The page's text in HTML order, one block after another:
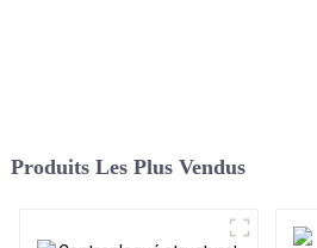
Produits Les Plus Vendus